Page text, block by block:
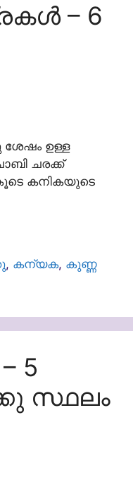
– 6
ശേഷം ഉള്ള
ചരക്ക്
കനികയുടെ
, കന്യക, കുണ്ണ
5
സ്ഥലം